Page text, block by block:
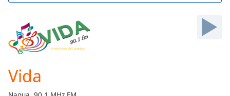
Backward
Skip
Forward
Current
Time 0:00
Vida